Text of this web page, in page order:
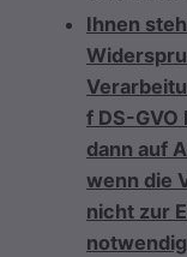
Ihnen
f DS-
dann auf
wenn die
nicht zur